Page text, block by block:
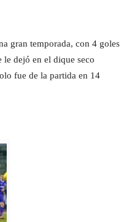
gran temporada, con 4 goles
le dejó en el dique seco
fue de la partida en 14